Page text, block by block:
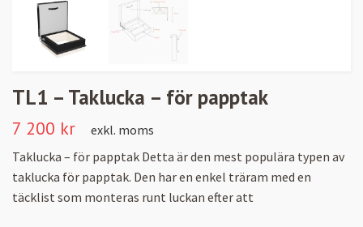
TL1 – Taklucka – för papptak
7 200 kr
exkl. moms
Taklucka – för papptak Detta är den mest populära typen av
taklucka för papptak. Den har en enkel träram med en
täcklist som monteras runt luckan efter att